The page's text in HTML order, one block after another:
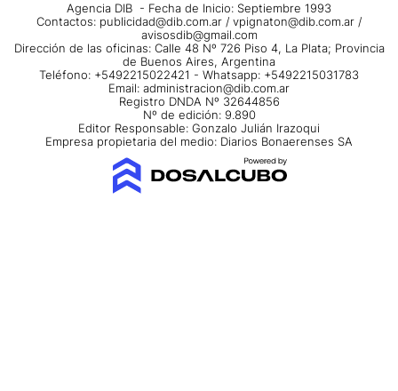
Agencia DIB - Fecha de Inicio: Septiembre 1993
Contactos: publicidad@dib.com.ar / vpignaton@dib.com.ar /
avisosdib@gmail.com
Dirección de las oficinas: Calle 48 Nº 726 Piso 4, La Plata; Provincia
de Buenos Aires, Argentina
Teléfono: +5492215022421 - Whatsapp: +5492215031783
Email: administracion@dib.com.ar
Registro DNDA Nº 32644856
Nº de edición: 9.890
Editor Responsable: Gonzalo Julián Irazoqui
Empresa propietaria del medio: Diarios Bonaerenses SA